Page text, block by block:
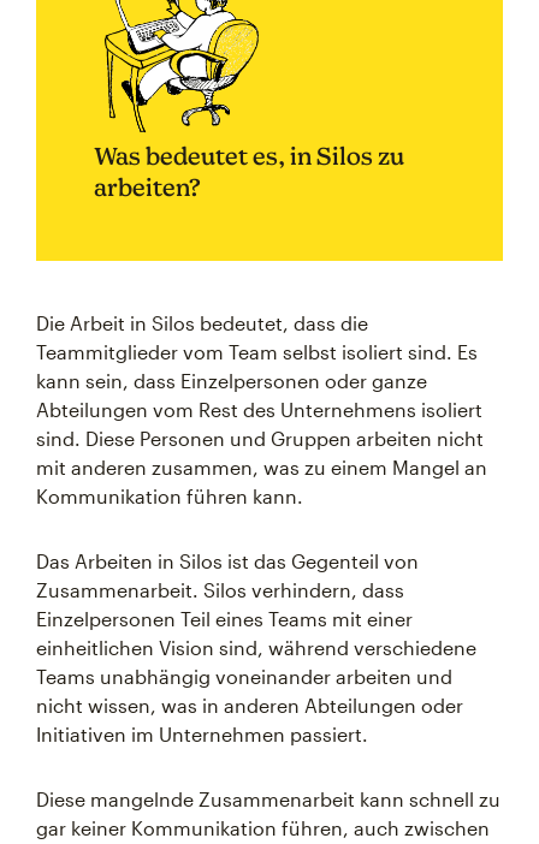
Was bedeutet es, in Silos zu
arbeiten?
Die Arbeit in Silos bedeutet, dass die
Teammitglieder vom Team selbst isoliert sind. Es
kann sein, dass Einzelpersonen oder ganze
Abteilungen vom Rest des Unternehmens isoliert
sind. Diese Personen und Gruppen arbeiten nicht
mit anderen zusammen, was zu einem Mangel an
Kommunikation führen kann.
Das Arbeiten in Silos ist das Gegenteil von
Zusammenarbeit. Silos verhindern, dass
Einzelpersonen Teil eines Teams mit einer
einheitlichen Vision sind, während verschiedene
Teams unabhängig voneinander arbeiten und
nicht wissen, was in anderen Abteilungen oder
Initiativen im Unternehmen passiert.
Diese mangelnde Zusammenarbeit kann schnell zu
gar keiner Kommunikation führen, auch zwischen